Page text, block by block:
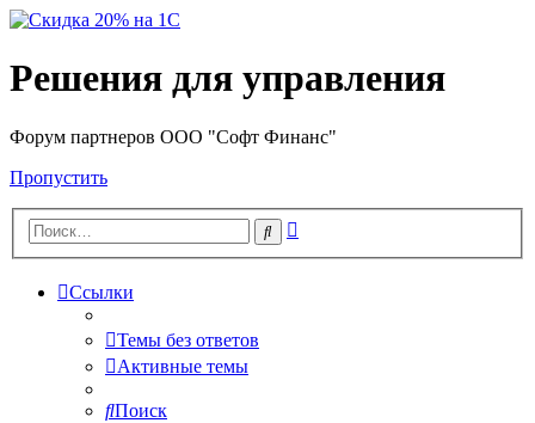
Решения для управления
Форум партнеров ООО "Софт Финанс"
Пропустить
Поиск
Ссылки
Темы без ответов
Активные темы
Поиск